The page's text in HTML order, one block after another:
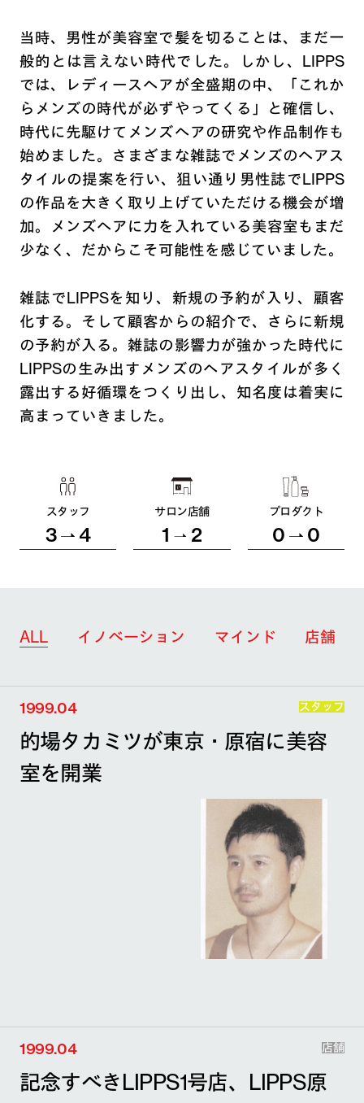
当時、男性が美容室で髪を切ることは、まだ一
般的とは言えない時代でした。しかし、LIPPS
では、レディースヘアが全盛期の中、「これか
らメンズの時代が必ずやってくる」と確信し、
時代に先駆けてメンズヘアの研究や作品制作も
始めました。さまざまな雑誌でメンズのヘアス
タイルの提案を行い、狙い通り男性誌でLIPPS
の作品を大きく取り上げていただける機会が増
加。メンズヘアに力を入れている美容室もまだ
少なく、だからこそ可能性を感じていました。
雑誌でLIPPSを知り、新規の予約が入り、顧客
化する。そして顧客からの紹介で、さらに新規
の予約が入る。雑誌の影響力が強かった時代に
LIPPSの生み出すメンズのヘアスタイルが多く
露出する好循環をつくり出し、知名度は着実に
高まっていきました。
スタッフ
3 4
サロン店舗
1 2
プロダクト
0 0
ALL イノベーション マインド 店舗
1999.04 スタッフ
的場タカミツが東京・原宿に美容
室を開業
1999.04 店舗
記念すべきLIPPS1号店、LIPPS原